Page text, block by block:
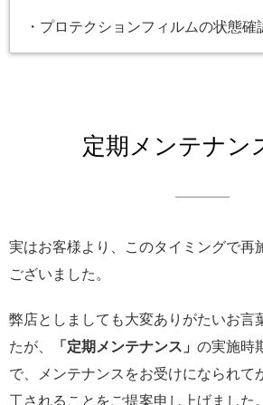
・プロテクションフィルムの状態確
定期メンテナン
実はお客様より、このタイミングで再
ございました。
弊店としましても大変ありがたいお言
たが、
「定期メンテナンス」 の実施時
で、メンテナンスをお受けになられて
工されることをご提案申し上げました。